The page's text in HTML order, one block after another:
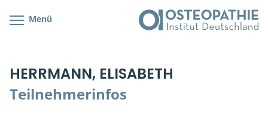
Menü
HERRMANN, ELISABETH
Teilnehmerinfos
Cranial/Neurale Osteopathie
Parietale Osteopathie
Bonus-Programm
Veranstaltungsticket DB
Teilnehmerliste
Stellenbörse